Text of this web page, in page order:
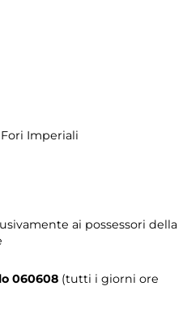
Imperiali
ai possessori della
060608 (tutti i giorni ore